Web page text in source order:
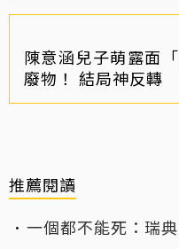
陳意涵兒子萌露面
廢物！ 結局神反轉
推薦閱讀
一個都不能死：瑞